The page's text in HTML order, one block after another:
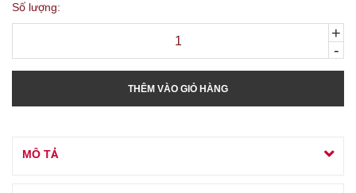
Số lượng:
-
+
THÊM VÀO GIỎ HÀNG
MÔ TẢ